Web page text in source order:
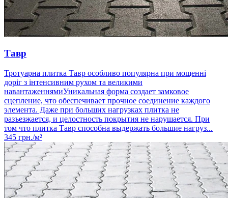
Тавр
Тротуарна плитка Тавр особливо популярна при мощенні
доріг з інтенсивним рухом та великими
навантаженнямиУникальная форма создает замковое
сцепление, что обеспечивает прочное соединение каждого
элемента. Даже при больших нагрузках плитка не
разъезжается, и целостность покрытия не нарушается. При
том что плитка Тавр способна выдержать большие нагруз...
345 грн./м²